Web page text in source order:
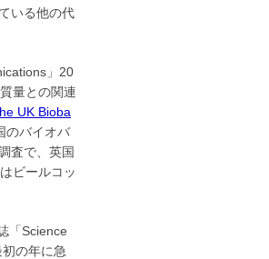
いる他の代
」20
量との関連
UK Bioba
のバイオバ
査で、英国
ビールコッ
「Science
の年に急